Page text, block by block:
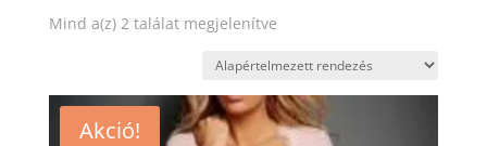
Mind a(z) 2 találat megjelenítve
Akció!